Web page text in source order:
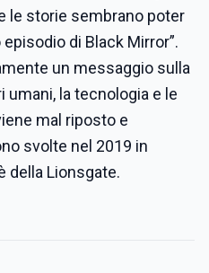
le storie sembrano poter
di Black Mirror”.
un messaggio sulla
la tecnologia e le
mal riposto e
svolte nel 2019 in
della Lionsgate.